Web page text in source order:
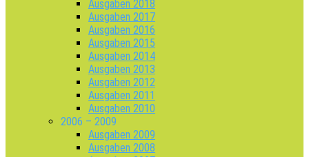
Ausgaben 2018
Ausgaben 2017
Ausgaben 2016
Ausgaben 2015
Ausgaben 2014
Ausgaben 2013
Ausgaben 2012
Ausgaben 2011
Ausgaben 2010
2006 – 2009
Ausgaben 2009
Ausgaben 2008